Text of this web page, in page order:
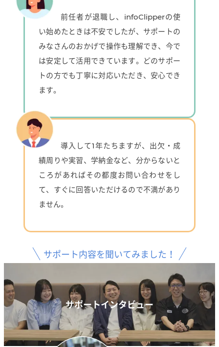
前任者が退職し、infoClipperの使
い始めたときは不安でしたが、サポートの
みなさんのおかげで操作も理解でき、今で
は安定して活用できています。どのサポー
トの方でも丁寧に対応いただき、安心でき
ます。
導入して1年たちますが、出欠・成
績周りや実習、学納金など、分からないと
ころがあればその都度お問い合わせをし
て、すぐに回答いただけるので不満があり
ません。
サポート内容を聞いてみました！
サポートインタビュー